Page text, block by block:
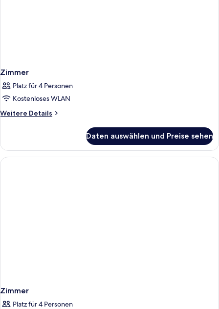
Zimmer
Platz für 4 Personen
Kostenloses WLAN
Weitere Details
Weitere
Daten auswählen und Preise sehen
Zimmer
Platz für 4 Personen